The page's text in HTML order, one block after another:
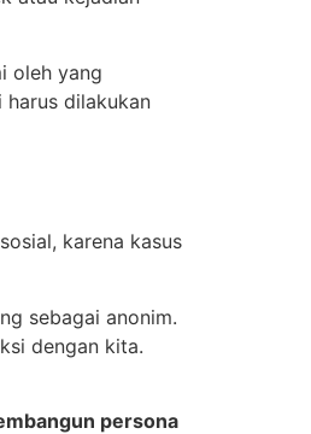
oleh yang
dilakukan
karena kasus
sebagai anonim.
dengan kita.
persona